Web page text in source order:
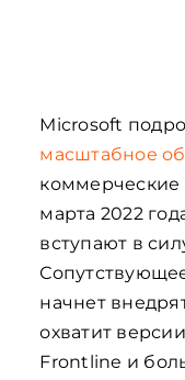
Microsoft
масштабное
коммерческие
марта 2022
вступают в
начнет
охватит
Frontline и